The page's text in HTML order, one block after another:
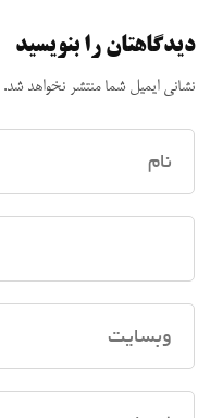
دیدگاهتان را بنویسید
نشانی ایمیل شما منتشر نخواهد شد.